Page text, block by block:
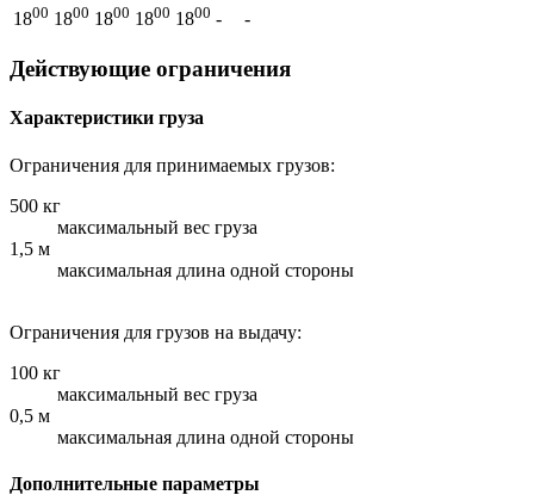
1800 1800 1800 1800 1800 - -
Действующие ограничения
Характеристики груза
Ограничения для принимаемых грузов:
500 кг
максимальный вес груза
1,5 м
максимальная длина одной стороны
Ограничения для грузов на выдачу:
100 кг
максимальный вес груза
0,5 м
максимальная длина одной стороны
Дополнительные параметры